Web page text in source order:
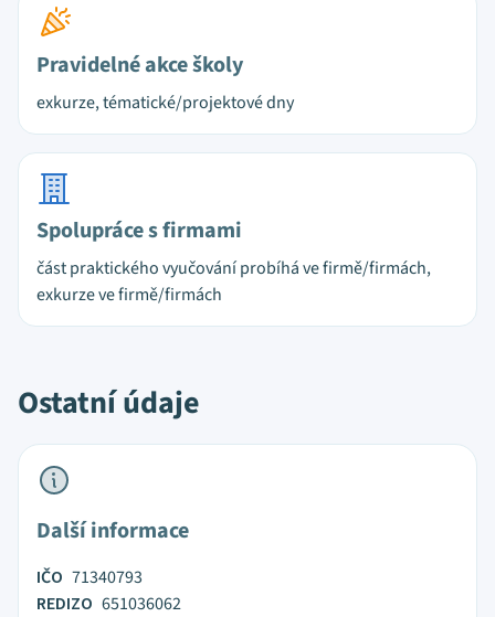
Pravidelné akce školy
exkurze, tématické/projektové dny
Spolupráce s firmami
část praktického vyučování probíhá ve firmě/firmách,
exkurze ve firmě/firmách
Ostatní údaje
Další informace
IČO 71340793
REDIZO 651036062